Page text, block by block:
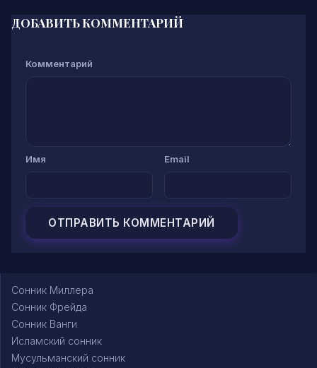
ДОБАВИТЬ КОММЕНТАРИЙ
Комментарий
Имя Email
Сонник Миллера
Сонник Фрейда
Сонник Ванги
Исламский сонник
Мусульманский сонник